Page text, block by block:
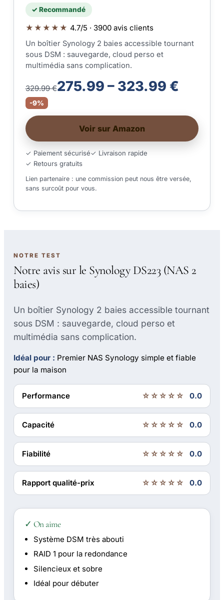
✓ Recommandé
★★★★★ 4.7/5 · 3900 avis clients
Un boîtier Synology 2 baies accessible tournant
sous DSM : sauvegarde, cloud perso et
multimédia sans complication.
329.99 €275.99 – 323.99 €
-9%
Voir sur Amazon
✓ Paiement sécurisé✓ Livraison rapide
✓ Retours gratuits
Lien partenaire : une commission peut nous être versée,
sans surcoût pour vous.
NOTRE TEST
Notre avis sur le Synology DS223 (NAS 2
baies)
Un boîtier Synology 2 baies accessible tournant
sous DSM : sauvegarde, cloud perso et
multimédia sans complication.
Idéal pour : Premier NAS Synology simple et fiable
pour la maison
Performance ☆☆☆☆☆ 0.0
Capacité ☆☆☆☆☆ 0.0
Fiabilité ☆☆☆☆☆ 0.0
Rapport qualité-prix ☆☆☆☆☆ 0.0
✓ On aime
Système DSM très abouti
RAID 1 pour la redondance
Silencieux et sobre
Idéal pour débuter